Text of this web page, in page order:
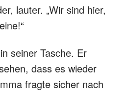
lauter. „Wir sind hier,
seiner Tasche. Er
dass es wieder
fragte sicher nach